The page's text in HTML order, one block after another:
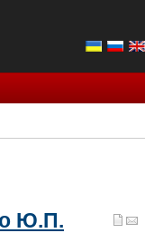
Ю.П.